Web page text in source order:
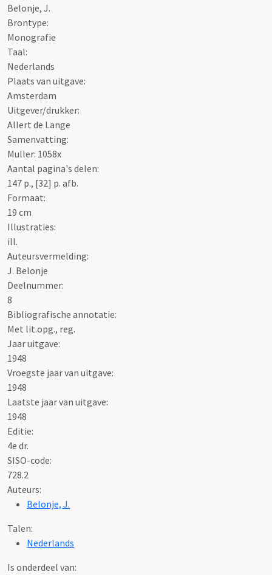
Belonje, J.
Brontype:
Monografie
Taal:
Nederlands
Plaats van uitgave:
Amsterdam
Uitgever/drukker:
Allert de Lange
Samenvatting:
Muller: 1058x
Aantal pagina's delen:
147 p., [32] p. afb.
Formaat:
19 cm
Illustraties:
ill.
Auteursvermelding:
J. Belonje
Deelnummer:
8
Bibliografische annotatie:
Met lit.opg., reg.
Jaar uitgave:
1948
Vroegste jaar van uitgave:
1948
Laatste jaar van uitgave:
1948
Editie:
4e dr.
SISO-code:
728.2
Auteurs:
Belonje, J.
Talen:
Nederlands
Is onderdeel van: